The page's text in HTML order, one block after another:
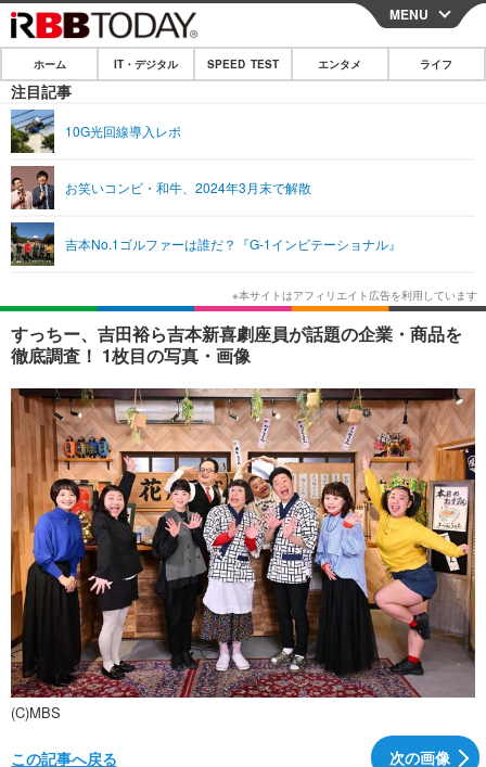
CLOSE
ホーム
IT・デジタル
ショッピング その他
SPEED TEST
エンタメ
エンタメTOP 映画・ドラマ
韓国・芸能
音楽 スポーツ
ショッピング その他
ライフ
ライフTOP グルメ
ペット ショッピング
その他
リリース一覧
プッシュ通知の停止方法
MENU
ホーム IT・デジタル SPEED TEST エンタメ ライフ
注目記事
10G光回線導入レポ
お笑いコンビ・和牛、2024年3月末で解散
吉本No.1ゴルファーは誰だ？『G-1インビテーショナル』
すっちー、吉田裕ら吉本新喜劇座員が話題の企業・商品を
徹底調査！ 1枚目の写真・画像
(C)MBS
次の画像
この記事へ戻る